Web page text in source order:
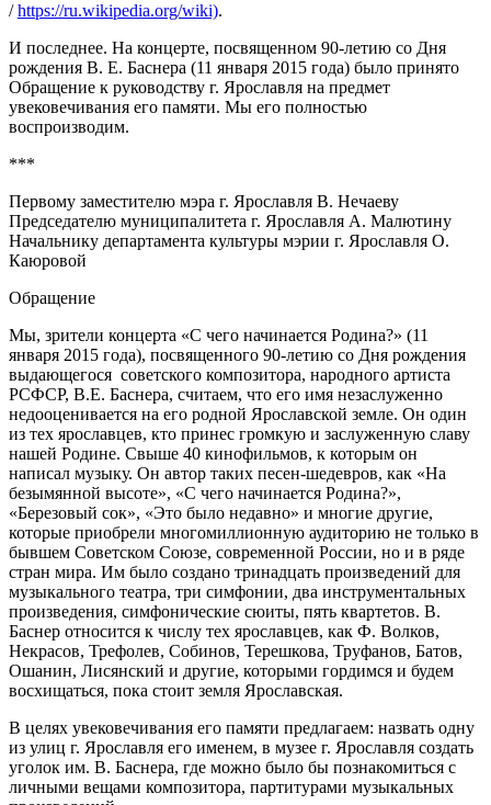
/https://ru.wikipedia.org/wiki).
И последнее. На концерте, посвященном 90-летию со Дня
рождения В. Е. Баснера (11 января 2015 года) было принято
Обращение к руководству г. Ярославля на предмет
увековечивания его памяти. Мы его полностью
воспроизводим.
***
Первому заместителю мэра г. Ярославля В. Нечаеву
Председателю муниципалитета г. Ярославля А. Малютину
Начальнику департамента культуры мэрии г. Ярославля О.
Каюровой
Обращение
Мы, зрители концерта «С чего начинается Родина?» (11
января 2015 года), посвященного 90-летию со Дня рождения
выдающегося советского композитора, народного артиста
РСФСР, В.Е. Баснера, считаем, что его имя незаслуженно
недооценивается на его родной Ярославской земле. Он один
из тех ярославцев, кто принес громкую и заслуженную славу
нашей Родине. Свыше 40 кинофильмов, к которым он
написал музыку. Он автор таких песен-шедевров, как «На
безымянной высоте», «С чего начинается Родина?»,
«Березовый сок», «Это было недавно» и многие другие,
которые приобрели многомиллионную аудиторию не только в
бывшем Советском Союзе, современной России, но и в ряде
стран мира. Им было создано тринадцать произведений для
музыкального театра, три симфонии, два инструментальных
произведения, симфонические сюиты, пять квартетов. В.
Баснер относится к числу тех ярославцев, как Ф. Волков,
Некрасов, Трефолев, Собинов, Терешкова, Труфанов, Батов,
Ошанин, Лисянский и другие, которыми гордимся и будем
восхищаться, пока стоит земля Ярославская.
В целях увековечивания его памяти предлагаем: назвать одну
из улиц г. Ярославля его именем, в музее г. Ярославля создать
уголок им. В. Баснера, где можно было бы познакомиться с
личными вещами композитора, партитурами музыкальных